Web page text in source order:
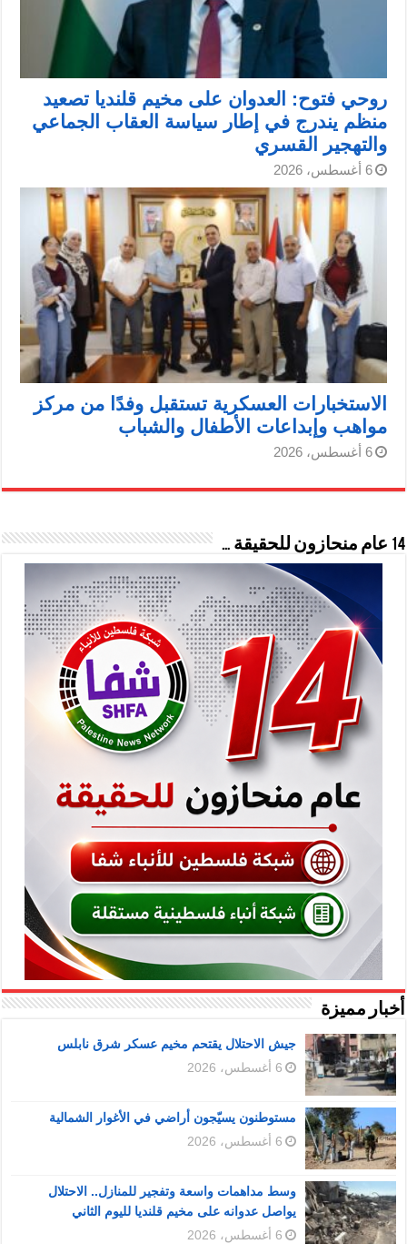
روحي فتوح: العدوان على مخيم قلنديا تصعيد
منظم يندرج في إطار سياسة العقاب الجماعي
والتهجير القسري
6 أغسطس، 2026
الاستخبارات العسكرية تستقبل وفدًا من مركز
مواهب وإبداعات الأطفال والشباب
6 أغسطس، 2026
14 عام منحازون للحقيقة …
أخبار مميزة
جيش الاحتلال يقتحم مخيم عسكر شرق نابلس
6 أغسطس، 2026
مستوطنون يسيّجون أراضي في الأغوار الشمالية
6 أغسطس، 2026
وسط مداهمات واسعة وتفجير للمنازل.. الاحتلال
يواصل عدوانه على مخيم قلنديا لليوم الثاني
6 أغسطس، 2026